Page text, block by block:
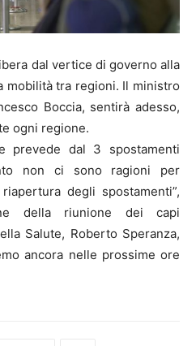
dal vertice di governo alla
mobilità tra regioni. Il ministro
Boccia, sentirà adesso,
ogni regione.
prevede dal 3 spostamenti
non ci sono ragioni per
degli spostamenti”,
della riunione dei capi
Salute, Roberto Speranza,
ancora nelle prossime ore